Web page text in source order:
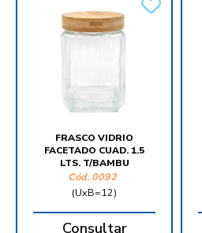
FRASCO VIDRIO
FACETADO CUAD. 1.5
LTS. T/BAMBU
Cód. 0092
(UxB=12)
Consultar